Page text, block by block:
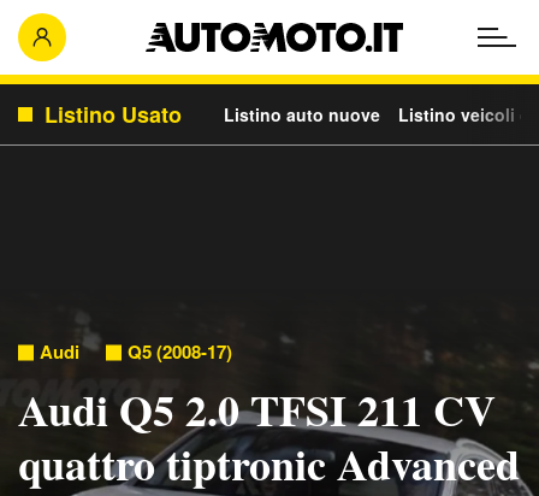
Listino Usato Listino auto nuove Listino veicoli
Audi Q5 (2008-17)
Audi Q5 2.0 TFSI 211 CV
quattro tiptronic Advanced